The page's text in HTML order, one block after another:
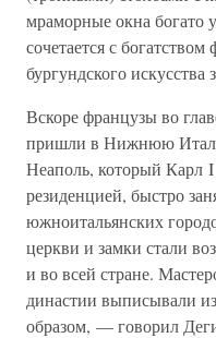
мраморные окна богато
сочетается с
бургундского
Вскоре французы во
пришли в Нижнюю
Неаполь, который Карл I
резиденцией, быстро
южноитальянских
церкви и замки стали
и во всей стране.
династии выписывали
образом, — говорил